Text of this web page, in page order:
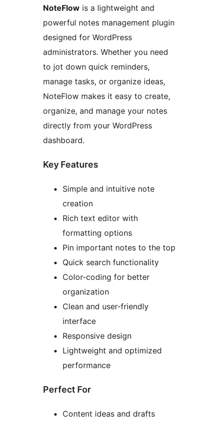
NoteFlow is a lightweight and
powerful notes management plugin
designed for WordPress
administrators. Whether you need
to jot down quick reminders,
manage tasks, or organize ideas,
NoteFlow makes it easy to create,
organize, and manage your notes
directly from your WordPress
dashboard.
Key Features
Simple and intuitive note
creation
Rich text editor with
formatting options
Pin important notes to the top
Quick search functionality
Color-coding for better
organization
Clean and user-friendly
interface
Responsive design
Lightweight and optimized
performance
Perfect For
Content ideas and drafts